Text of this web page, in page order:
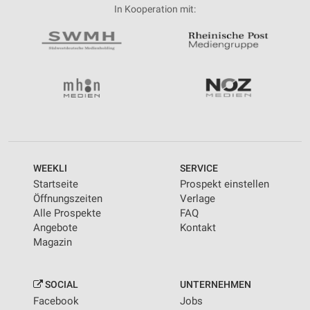
In Kooperation mit:
WEEKLI
Startseite
Öffnungszeiten
Alle Prospekte
Angebote
Magazin
SERVICE
Prospekt einstellen
Verlage
FAQ
Kontakt
SOCIAL
Facebook
UNTERNEHMEN
Jobs